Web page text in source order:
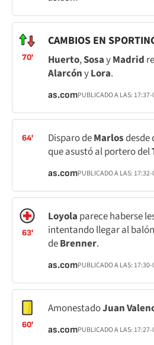
70'
CAMBIOS EN
Huerto,SosayMadrid
AlarcónyLora.
as.comPUBLICADO A LAS: 17:37-
64' Disparo deMarlosdesde
que asustó al portero del
as.comPUBLICADO A LAS: 17:32-
63'
Loyola parece haberse
intentando llegar al
deBrenner.
as.comPUBLICADO A LAS: 17:30-
60'
AmonestadoJuan
as.comPUBLICADO A LAS: 17:27-